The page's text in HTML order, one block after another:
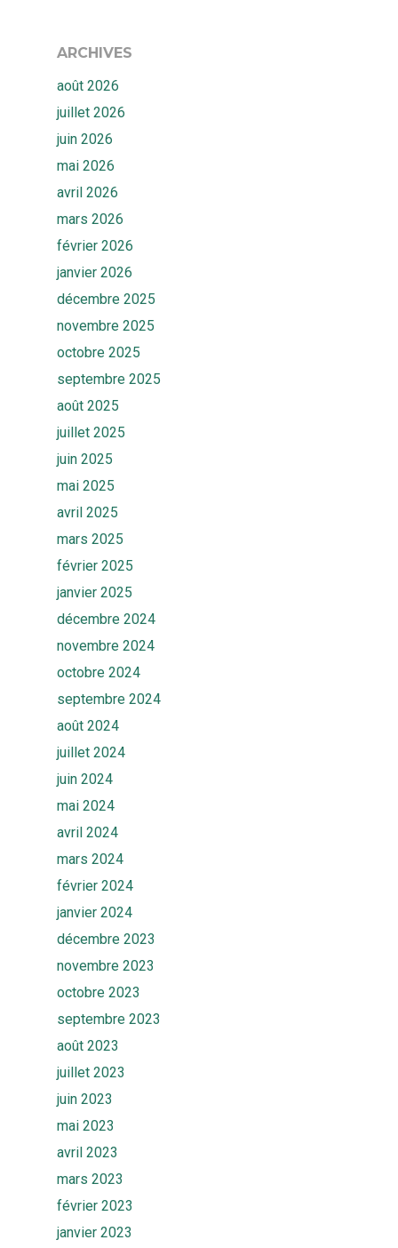
ARCHIVES
août 2026
juillet 2026
juin 2026
mai 2026
avril 2026
mars 2026
février 2026
janvier 2026
décembre 2025
novembre 2025
octobre 2025
septembre 2025
août 2025
juillet 2025
juin 2025
mai 2025
avril 2025
mars 2025
février 2025
janvier 2025
décembre 2024
novembre 2024
octobre 2024
septembre 2024
août 2024
juillet 2024
juin 2024
mai 2024
avril 2024
mars 2024
février 2024
janvier 2024
décembre 2023
novembre 2023
octobre 2023
septembre 2023
août 2023
juillet 2023
juin 2023
mai 2023
avril 2023
mars 2023
février 2023
janvier 2023